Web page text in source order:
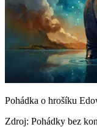
Pohádka o hrošíku
Zdroj: Pohádky bez